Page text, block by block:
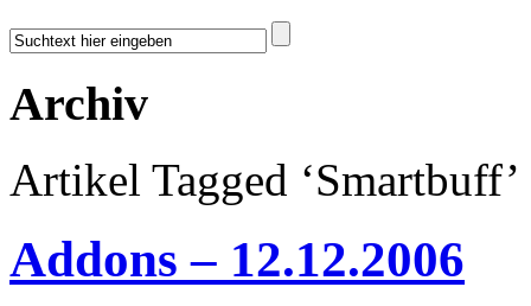
Archiv
Artikel Tagged ‘Smartbuff’
Addons – 12.12.2006